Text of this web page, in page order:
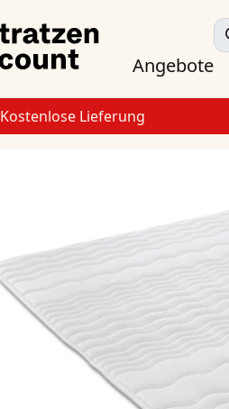
Angebote
Kostenlose Lieferung